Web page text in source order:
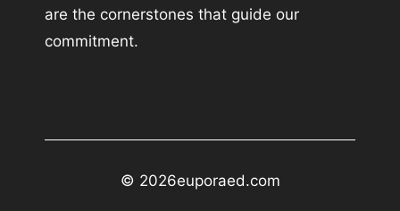
are the cornerstones that guide our
commitment.
© 2026euporaed.com